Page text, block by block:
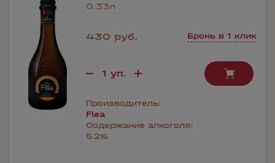
0.33л
430 руб. Бронь в 1 клик
Производитель:
Flea
Содержание алкоголя:
5.2%